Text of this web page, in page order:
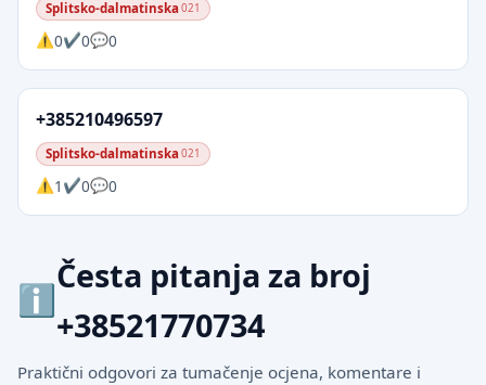
Splitsko-dalmatinska 021
0 0 0
+385210496597
Splitsko-dalmatinska 021
1 0 0
Česta pitanja za broj
+38521770734
Praktični odgovori za tumačenje ocjena, komentare i